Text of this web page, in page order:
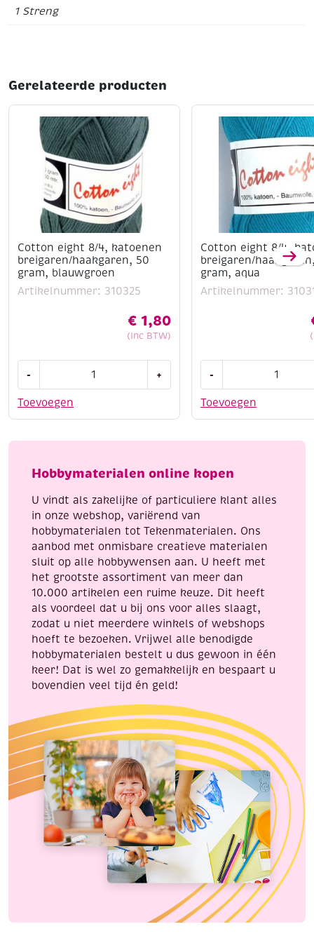
972, 973, 995, 996, 3326, b5200
1 Streng
Gerelateerde producten
Cotton eight 8/4, katoenen
breigaren/haakgaren, 50
gram, blauwgroen
Artikelnummer: 310325
€ 1,80
(Inc BTW)
Toevoegen
-
8/4,
50
blauwgroen
+
Cotton eight 8/4,
breigaren/
gram, aqua
Artikelnummer:
Toevoegen
-
8/4,
50
aqua
Hobbymaterialen online kopen
U vindt als zakelijke of particuliere klant alles
in onze webshop, variërend van
hobbymaterialen tot Tekenmaterialen. Ons
aanbod met onmisbare creatieve materialen
sluit op alle hobbywensen aan. U heeft met
het grootste assortiment van meer dan
10.000 artikelen een ruime keuze. Dit heeft
als voordeel dat u bij ons voor alles slaagt,
zodat u niet meerdere winkels of webshops
hoeft te bezoeken. Vrijwel alle benodigde
hobbymaterialen bestelt u dus gewoon in één
keer! Dat is wel zo gemakkelijk en bespaart u
bovendien veel tijd én geld!